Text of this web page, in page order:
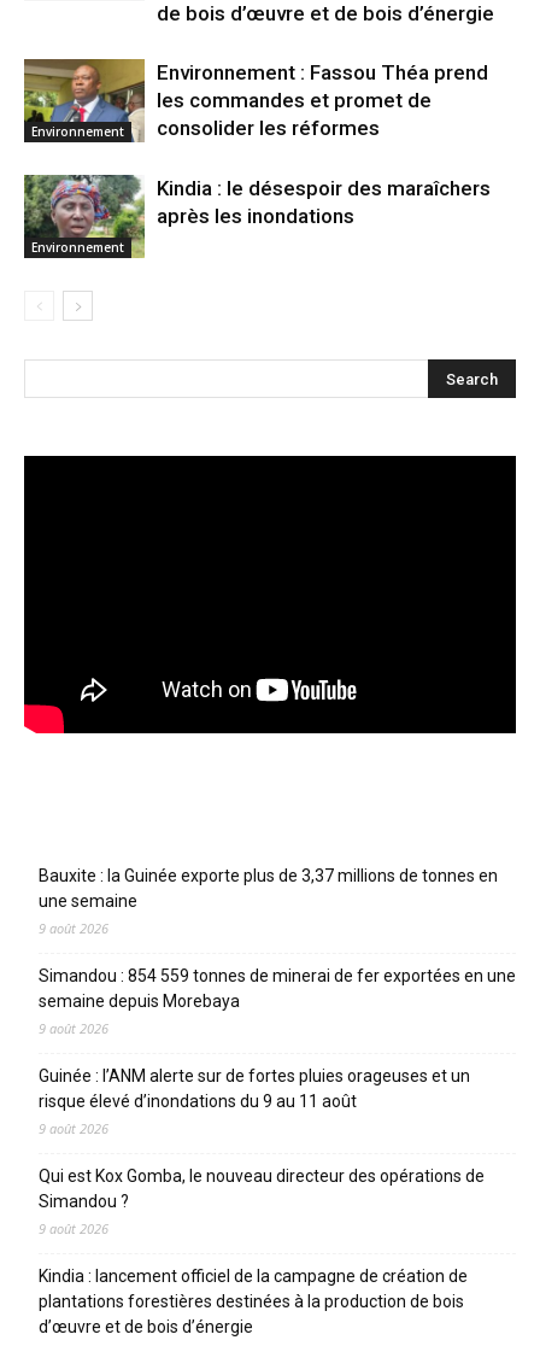
de bois d’œuvre et de bois d’énergie
Environnement
Environnement : Fassou Théa prend
les commandes et promet de
consolider les réformes
Environnement
Kindia : le désespoir des maraîchers
après les inondations
Bauxite : la Guinée exporte plus de 3,37 millions de tonnes en
une semaine
9 août 2026
Simandou : 854 559 tonnes de minerai de fer exportées en une
semaine depuis Morebaya
9 août 2026
Guinée : l’ANM alerte sur de fortes pluies orageuses et un
risque élevé d’inondations du 9 au 11 août
9 août 2026
Qui est Kox Gomba, le nouveau directeur des opérations de
Simandou ?
9 août 2026
Kindia : lancement officiel de la campagne de création de
plantations forestières destinées à la production de bois
d’œuvre et de bois d’énergie